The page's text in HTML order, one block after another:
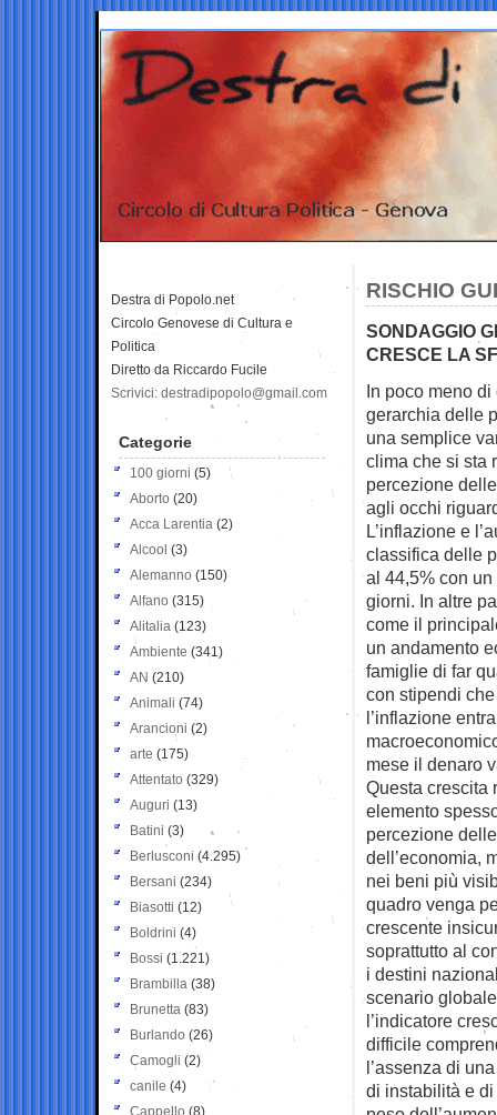
RISCHIO
SONDAGGIO
CRESCE LA
In poco meno
gerarchia delle
una semplice
clima che si sta
percezione
agli occhi
L’inflazione e
classifica delle
al 44,5% con
giorni. In altre
come il
un andamento
famiglie di far
con stipendi
l’inflazione
mese il denaro
Questa crescita
elemento
percezione
dell’economia,
nei beni più
quadro venga
crescente
soprattutto al
i destini
scenario
l’indicatore
difficile
l’assenza di
di instabilità e
Destra di Popolo.net
Circolo Genovese di Cultura e
Politica
Diretto da Riccardo Fucile
Scrivici: destradipopolo@gmail.com
Categorie
100 giorni (5)
Aborto (20)
Acca Larentia (2)
Alcool (3)
Alemanno (150)
Alfano (315)
Alitalia (123)
Ambiente (341)
AN (210)
Animali (74)
Arancioni (2)
arte (175)
Attentato (329)
Auguri (13)
Batini (3)
Berlusconi (4.295)
Bersani (234)
Biasotti (12)
Boldrini (4)
Bossi (1.221)
Brambilla (38)
Brunetta (83)
Burlando (26)
Camogli (2)
canile (4)
Cappello (8)